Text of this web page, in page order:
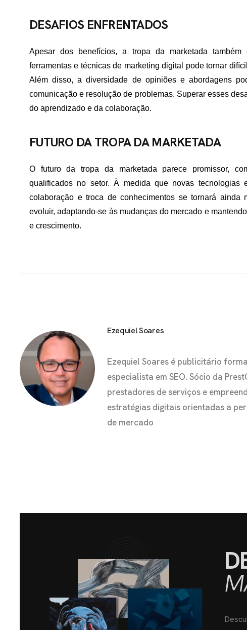
DESAFIOS ENFRENTADOS
Apesar dos benefícios, a tropa da marketada
ferramentas e técnicas de marketing digital pode tornar
Além disso, a diversidade de opiniões e abordagens
comunicação e resolução de problemas. Superar esses
do aprendizado e da colaboração.
FUTURO DA TROPA DA MARKETADA
O futuro da tropa da marketada parece promissor,
qualificados no setor. À medida que novas tecnologias
colaboração e troca de conhecimentos se tornará ainda
evoluir, adaptando-se às mudanças do mercado e
e crescimento.
Ezequiel Soares
Ezequiel Soares é publicitário
especialista em SEO. Sócio da
prestadores de serviços e
estratégias digitais orientadas a
de mercado